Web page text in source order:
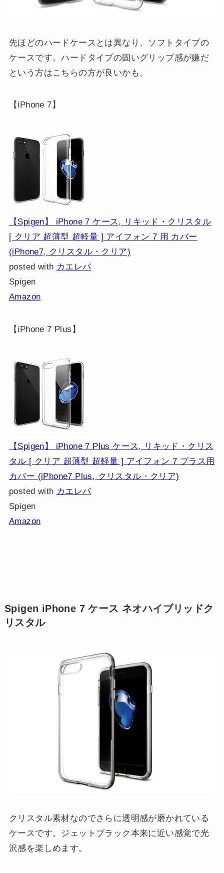
先ほどのハードケースとは異なり、ソフトタイプの
ケースです。ハードタイプの固いグリップ感が嫌だ
という方はこちらの方が良いかも。
【iPhone 7】
【Spigen】 iPhone 7 ケース, リキッド・クリスタル
[ クリア 超薄型 超軽量 ] アイフォン 7 用 カバー
(iPhone7, クリスタル・クリア)
posted with カエレバ
Spigen
Amazon
【iPhone 7 Plus】
【Spigen】 iPhone 7 Plus ケース, リキッド・クリス
タル [ クリア 超薄型 超軽量 ] アイフォン 7 プラス用
カバー (iPhone7 Plus, クリスタル・クリア)
posted with カエレバ
Spigen
Amazon
Spigen iPhone 7 ケース ネオハイブリッドク
リスタル
クリスタル素材なのでさらに透明感が磨かれている
ケースです。ジェットブラック本来に近い感覚で光
沢感を楽しめます。